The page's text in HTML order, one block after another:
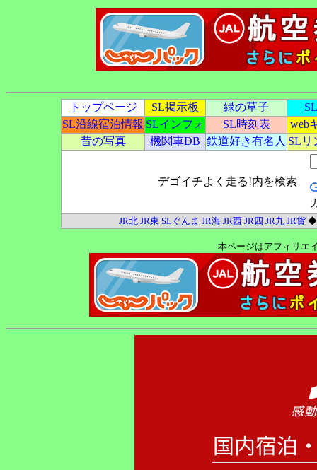
トップページ SL掲示板 緑の草子
SL沿線宿泊情報 SLインフォ SL時刻表
web
昔の写真
機関車DB 鉄道好き有名人 SLリ
デゴイチよく走る!内を検索
JR北 JR東 SLぐんま JR海 JR西 JR四 JR九 JR貨
本ページはアフィリエ